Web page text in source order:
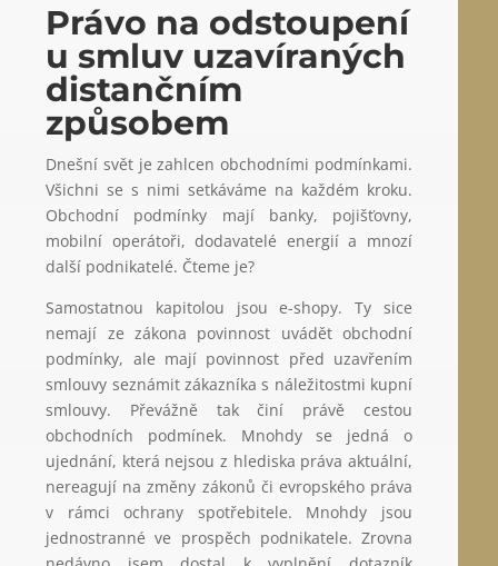
Právo na odstoupení
u smluv uzavíraných
distančním
způsobem
Dnešní svět je zahlcen obchodními podmínkami.
Všichni se s nimi setkáváme na každém kroku.
Obchodní podmínky mají banky, pojišťovny,
mobilní operátoři, dodavatelé energií a mnozí
další podnikatelé. Čteme je?
Samostatnou kapitolou jsou e-shopy. Ty sice
nemají ze zákona povinnost uvádět obchodní
podmínky, ale mají povinnost před uzavřením
smlouvy seznámit zákazníka s náležitostmi kupní
smlouvy. Převážně tak činí právě cestou
obchodních podmínek. Mnohdy se jedná o
ujednání, která nejsou z hlediska práva aktuální,
nereagují na změny zákonů či evropského práva
v rámci ochrany spotřebitele. Mnohdy jsou
jednostranné ve prospěch podnikatele. Zrovna